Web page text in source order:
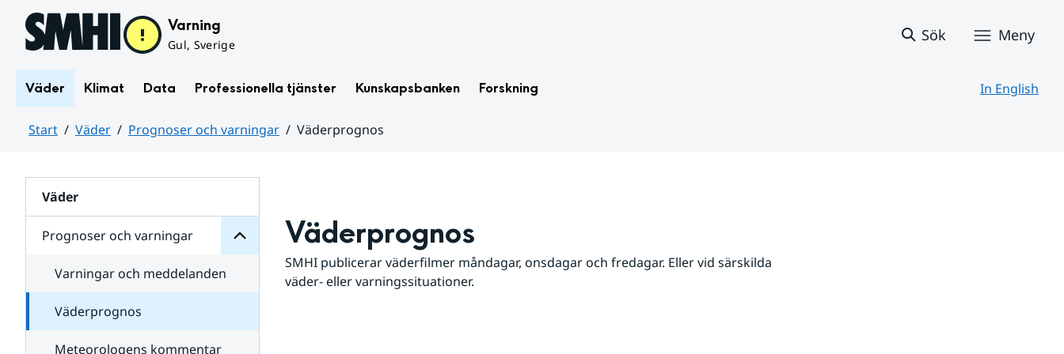
Hoppa till sidans innehåll Varning
Gul, Sverige
Sök Meny
Väder Klimat Data Professionella tjänster Kunskapsbanken Forskning In English
Start Väder Prognoser och varningar
Väderprognos
Väder
Prognoser och varningar
för
varningar
Varningar och meddelanden
Väderprognos
Meteorologens kommentar
Väderprognos
SMHI publicerar väderfilmer måndagar, onsdagar och fredagar. Eller vid särskilda
väder- eller varningssituationer.